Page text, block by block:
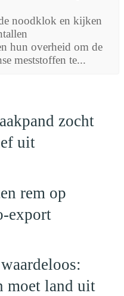
noodklok en kijken
hun overheid om de
meststoffen te...
zocht
uit
rem op
export
moet land uit